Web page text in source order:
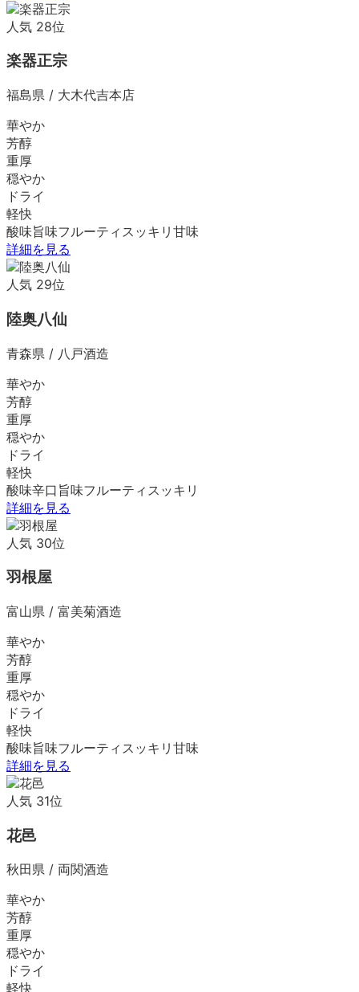
人気 28位
楽器正宗
福島県 / 大木代吉本店
華やか
芳醇
重厚
穏やか
ドライ
軽快
酸味旨味フルーティ スッキリ 甘味
詳細を見る
人気 29位
陸奥八仙
青森県 / 八戸酒造
華やか
芳醇
重厚
穏やか
ドライ
軽快
酸味辛口 旨味フルーティ スッキリ
詳細を見る
人気 30位
羽根屋
富山県 / 富美菊酒造
華やか
芳醇
重厚
穏やか
ドライ
軽快
酸味旨味フルーティ スッキリ 甘味
詳細を見る
人気 31位
花邑
秋田県 / 両関酒造
華やか
芳醇
重厚
穏やか
ドライ
軽快